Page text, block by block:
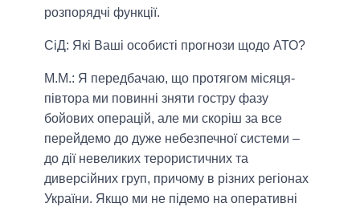
розпорядчі функції.
СіД: Які Ваші особисті прогнози щодо АТО?
М.М.: Я передбачаю, що протягом місяця-
півтора ми повинні зняти гостру фазу
бойових операцій, але ми скоріш за все
перейдемо до дуже небезпечної системи –
до дії невеликих терористичних та
диверсійних груп, причому в різних регіонах
України. Якщо ми не підемо на оперативні